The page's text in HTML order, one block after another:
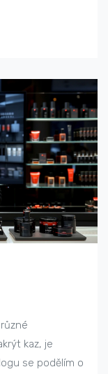
takže
kaz, je
se podělím o